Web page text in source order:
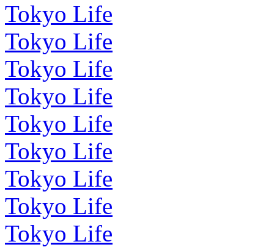
Tokyo Life
Tokyo Life
Tokyo Life
Tokyo Life
Tokyo Life
Tokyo Life
Tokyo Life
Tokyo Life
Tokyo Life